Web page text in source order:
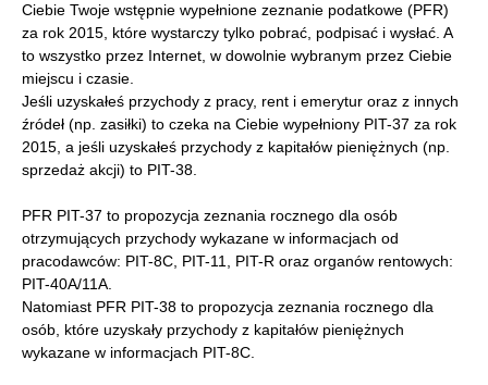
Ciebie Twoje wstępnie wypełnione zeznanie podatkowe (PFR)
za rok 2015, które wystarczy tylko pobrać, podpisać i wysłać. A
to wszystko przez Internet, w dowolnie wybranym przez Ciebie
miejscu i czasie.
Jeśli uzyskałeś przychody z pracy, rent i emerytur oraz z innych
źródeł (np. zasiłki) to czeka na Ciebie wypełniony PIT-37 za rok
2015, a jeśli uzyskałeś przychody z kapitałów pieniężnych (np.
sprzedaż akcji) to PIT-38.
PFR PIT-37 to propozycja zeznania rocznego dla osób
otrzymujących przychody wykazane w informacjach od
pracodawców: PIT-8C, PIT-11, PIT-R oraz organów rentowych:
PIT-40A/11A.
Natomiast PFR PIT-38 to propozycja zeznania rocznego dla
osób, które uzyskały przychody z kapitałów pieniężnych
wykazane w informacjach PIT-8C.